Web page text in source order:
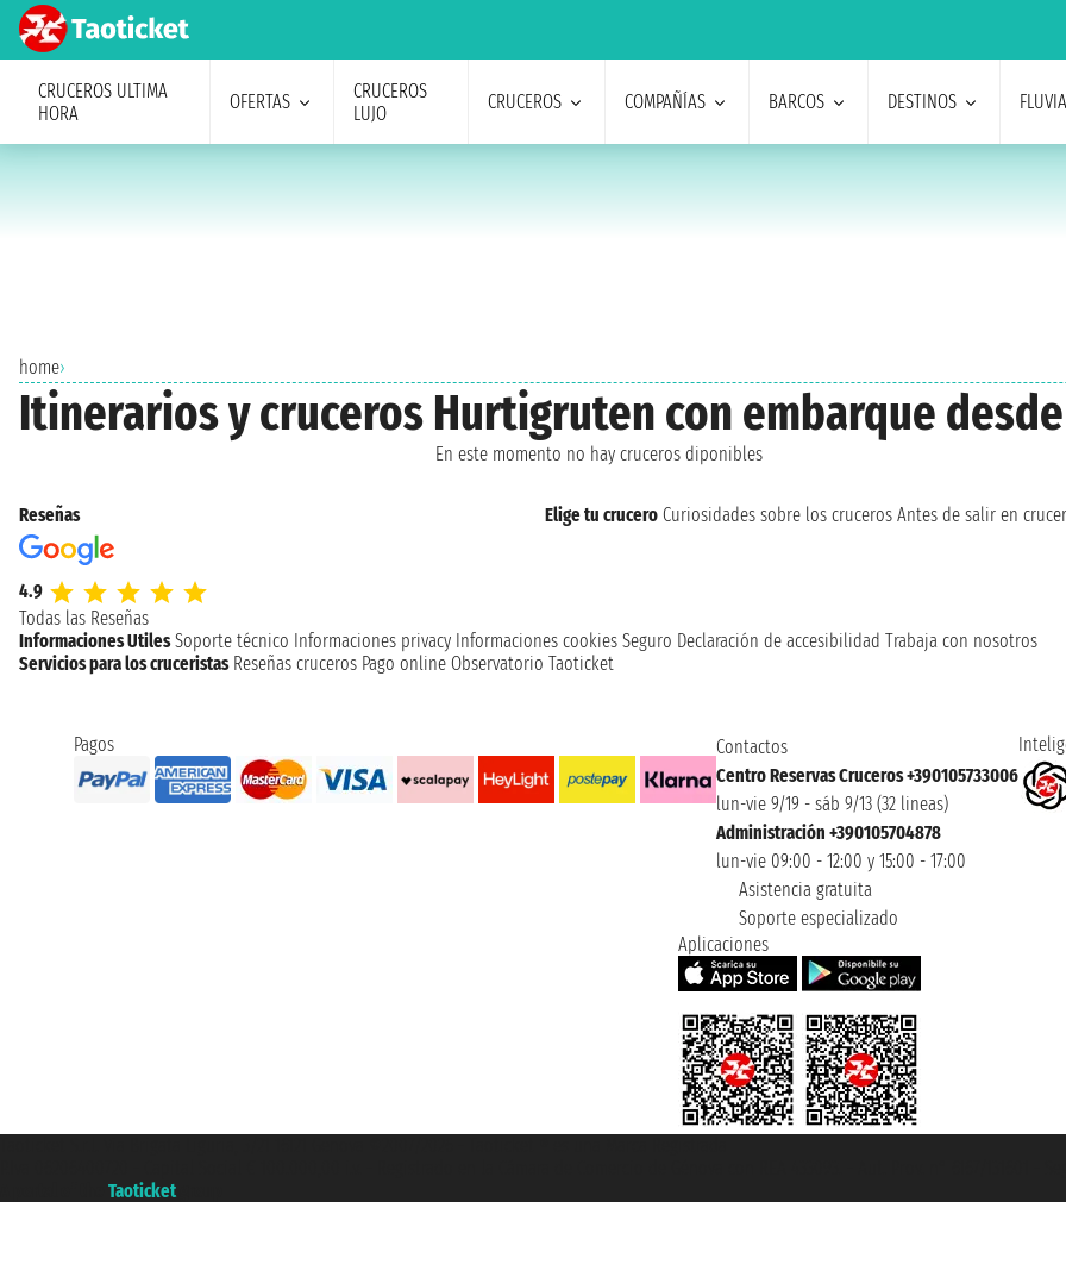
CRUCEROS ULTIMA
HORA
OFERTAS
CRUCEROS
LUJO
CRUCEROS COMPAÑÍAS BARCOS DESTINOS
home›
Itinerarios y cruceros Hurtigruten con embarque
En este momento no hay cruceros diponibles
Reseñas
4.9
Todas las Reseñas
Elige tu crucero Curiosidades sobre los cruceros Antes de salir en
Informaciones Utiles Soporte técnico Informaciones privacy Informaciones cookies Seguro Declaración de accesibilidad Trabaja con nosotros
Servicios para los cruceristas Reseñas cruceros Pago online Observatorio Taoticket
Pagos
Contactos
Centro Reservas Cruceros +390105733006
lun-vie 9/19 - sáb 9/13 (32 lineas)
Administración +390105704878
lun-vie 09:00 - 12:00 y 15:00 - 17:00
Asistencia gratuita
Soporte especializado
Aplicaciones
Taoticket